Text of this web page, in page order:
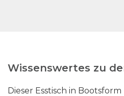
Wissenswertes zu
Dieser Esstisch in